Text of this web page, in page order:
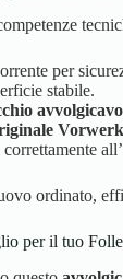
per
stabile.
avvolgicavo
Vorwerk
ordinato,
per il tuo